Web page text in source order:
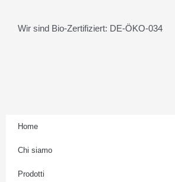
s
r
a
Wir sind Bio-Zertifiziert: DE-ÖKO-034
Home
Chi siamo
Prodotti